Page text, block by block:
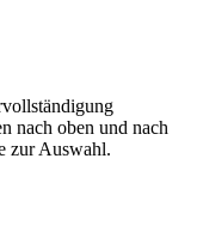
nach oben und nach
zur Auswahl.